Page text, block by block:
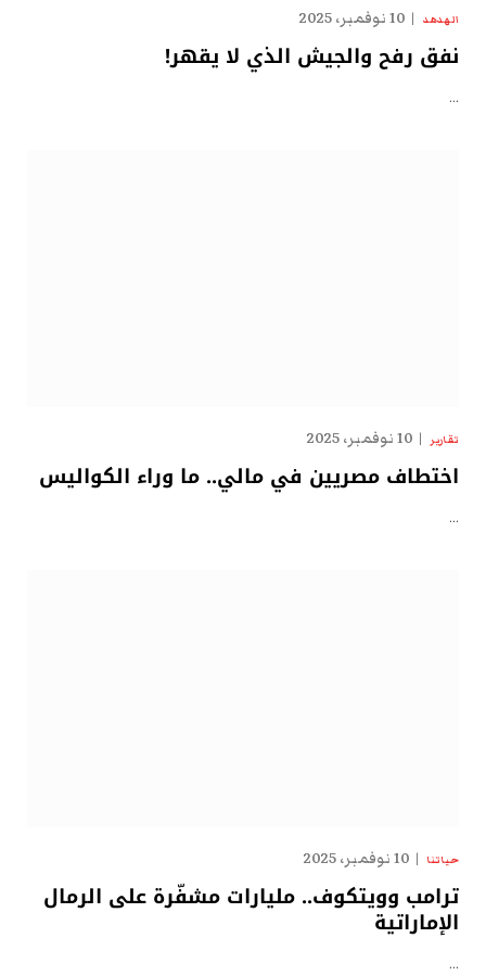
الهدهد 10 نوفمبر، 2025
نفق رفح والجيش الذي لا يقهر!
…
تقارير 10 نوفمبر، 2025
اختطاف مصريين في مالي.. ما وراء الكواليس
…
حياتنا 10 نوفمبر، 2025
ترامب وويتكوف.. مليارات مشفّرة على الرمال
الإماراتية
…